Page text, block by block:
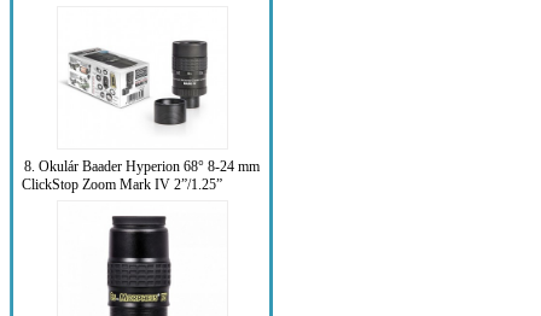
8. Okulár Baader Hyperion 68° 8-24 mm
ClickStop Zoom Mark IV 2”/1.25”